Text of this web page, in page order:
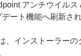
アンチウイル
ート機能へ刷新さ
、インストーラー